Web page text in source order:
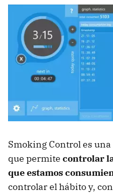
Smoking Control es
que permite controlar
que estamos
controlar el hábito y,